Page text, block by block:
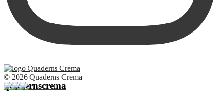
quadernscrema
© 2026 Quaderns Crema